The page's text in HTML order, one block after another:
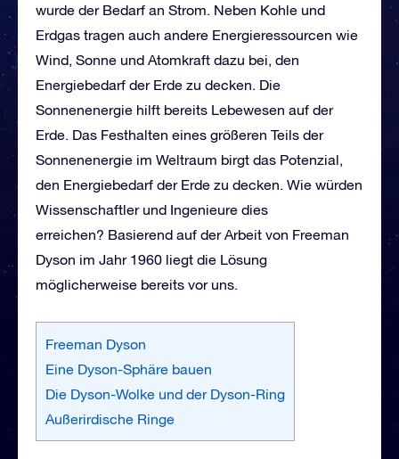
wurde der Bedarf an Strom. Neben Kohle und
Erdgas tragen auch andere Energieressourcen wie
Wind, Sonne und Atomkraft dazu bei, den
Energiebedarf der Erde zu decken. Die
Sonnenenergie hilft bereits Lebewesen auf der
Erde. Das Festhalten eines größeren Teils der
Sonnenenergie im Weltraum birgt das Potenzial,
den Energiebedarf der Erde zu decken. Wie würden
Wissenschaftler und Ingenieure dies
erreichen? Basierend auf der Arbeit von Freeman
Dyson im Jahr 1960 liegt die Lösung
möglicherweise bereits vor uns.
Freeman Dyson
Eine Dyson-Sphäre bauen
Die Dyson-Wolke und der Dyson-Ring
Außerirdische Ringe